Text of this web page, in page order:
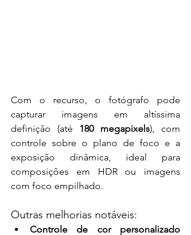
Com o recurso, o fotógrafo pode
capturar imagens em altíssima
definição (até 180 megapixels), com
controle sobre o plano de foco e a
exposição dinâmica, ideal para
composições em HDR ou imagens
com foco empilhado.
Outras melhorias notáveis:
Controle de cor personalizado